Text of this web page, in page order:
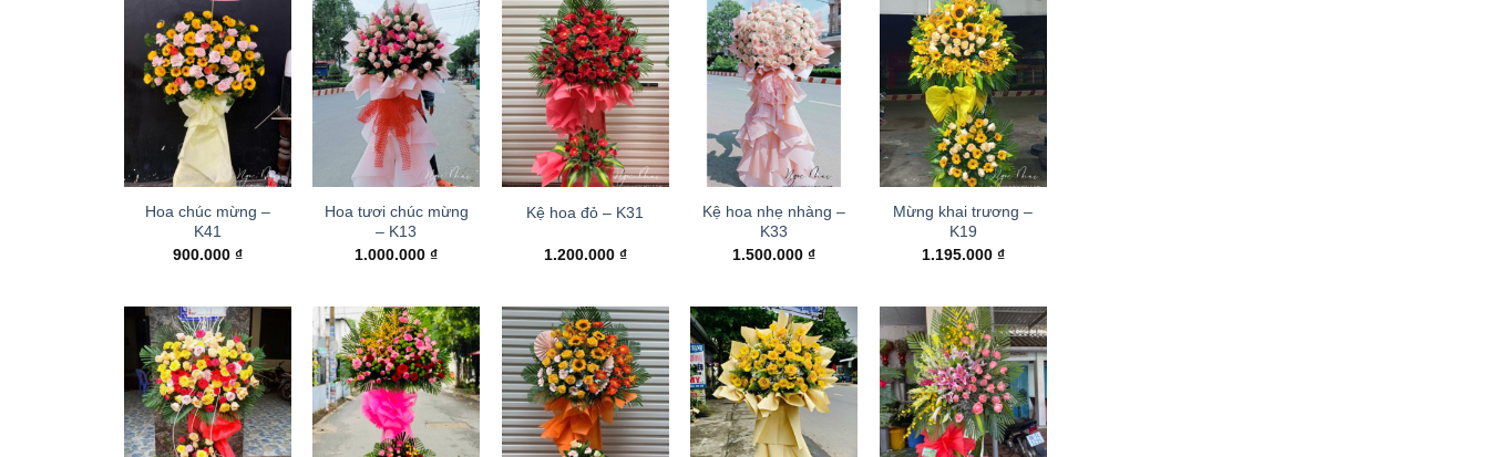
Hoa chúc mừng –
K41
900.000 ₫
Hoa tươi chúc mừng
– K13
1.000.000₫
Kệ hoa đỏ – K31
1.200.000 ₫
Kệ hoa nhẹ nhàng –
K33
1.500.000₫
Mừng khai trương –
K19
1.195.000 ₫